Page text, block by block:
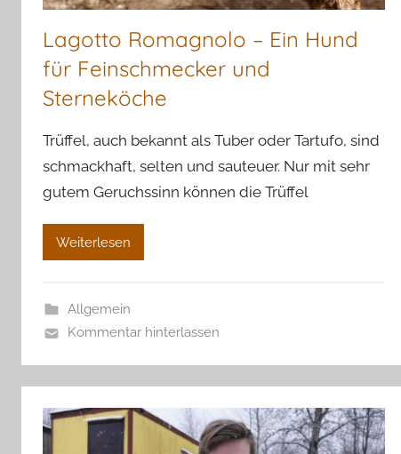
Lagotto Romagnolo – Ein Hund
für Feinschmecker und
Sterneköche
Trüffel, auch bekannt als Tuber oder Tartufo, sind
schmackhaft, selten und sauteuer. Nur mit sehr
gutem Geruchssinn können die Trüffel
Weiterlesen
Allgemein
Kommentar hinterlassen